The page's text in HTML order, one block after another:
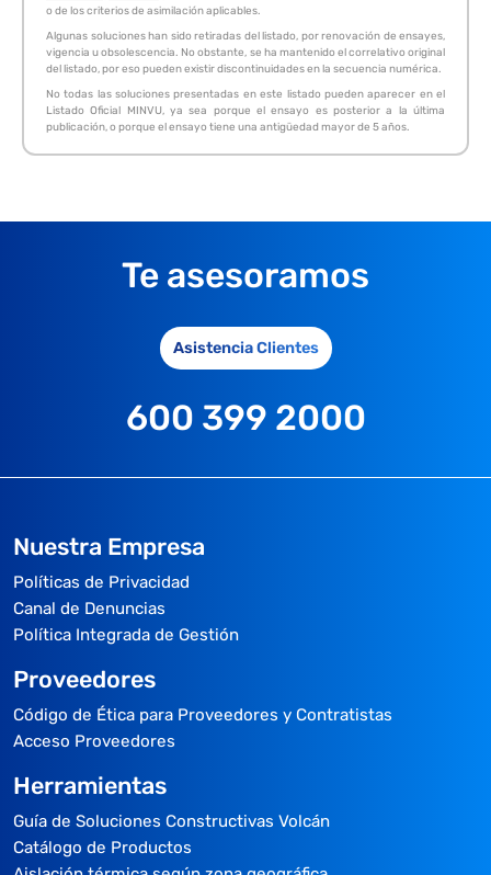
o de los criterios de asimilación aplicables.
Algunas soluciones han sido retiradas del listado, por renovación de ensayes,
vigencia u obsolescencia. No obstante, se ha mantenido el correlativo original
del listado, por eso pueden existir discontinuidades en la secuencia numérica.
No todas las soluciones presentadas en este listado pueden aparecer en el
Listado Oficial MINVU, ya sea porque el ensayo es posterior a la última
publicación, o porque el ensayo tiene una antigüedad mayor de 5 años.
Te asesoramos
Asistencia Clientes
600 399 2000
Nuestra Empresa
Políticas de Privacidad
Canal de Denuncias
Política Integrada de Gestión
Proveedores
Código de Ética para Proveedores y Contratistas
Acceso Proveedores
Herramientas
Guía de Soluciones Constructivas Volcán
Catálogo de Productos